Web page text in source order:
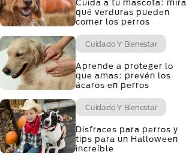
Cuida a tu mascota: mira
qué verduras pueden
comer los perros
Cuidado Y Bienestar
Aprende a proteger lo
que amas: prevén los
ácaros en perros
Cuidado Y Bienestar
Disfraces para perros y
tips para un Halloween
increíble